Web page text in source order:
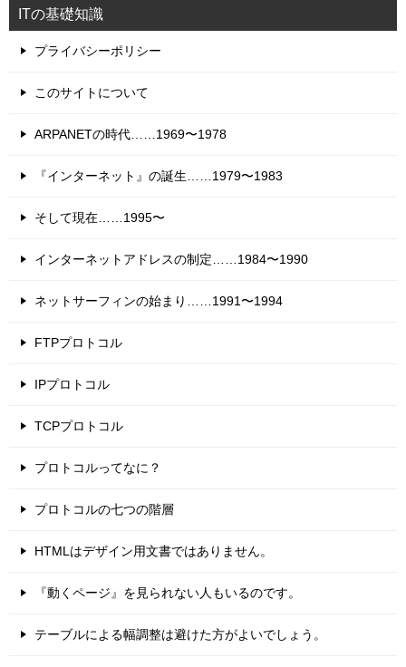
ITの基礎知識
プライバシーポリシー
このサイトについて
ARPANETの時代……1969〜1978
『インターネット』の誕生……1979〜1983
そして現在……1995〜
インターネットアドレスの制定……1984〜1990
ネットサーフィンの始まり……1991〜1994
FTPプロトコル
IPプロトコル
TCPプロトコル
プロトコルってなに？
プロトコルの七つの階層
HTMLはデザイン用文書ではありません。
『動くページ』を見られない人もいるのです。
テーブルによる幅調整は避けた方がよいでしょう。